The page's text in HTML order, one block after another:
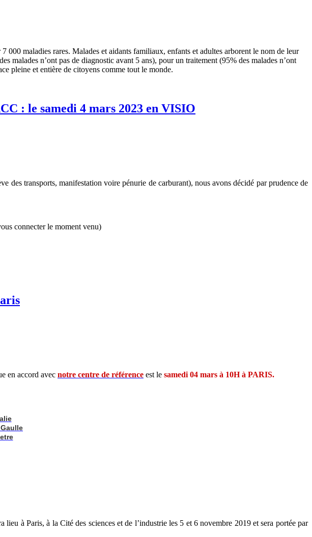
maladies rares. Malades et aidants familiaux, enfants et adultes arborent le nom de leur
malades n’ont pas de diagnostic avant 5 ans), pour un traitement (95% des malades n’ont
pleine et entière de citoyens comme tout le monde.
: le samedi 4 mars 2023 en VISIO
des transports, manifestation voire pénurie de carburant), nous avons décidé par prudence de
connecter le moment venu)
en accord avec notre centre de référence est le samedi 04 mars à 10H à PARIS.
à Paris, à la Cité des sciences et de l’industrie les 5 et 6 novembre 2019 et sera portée par